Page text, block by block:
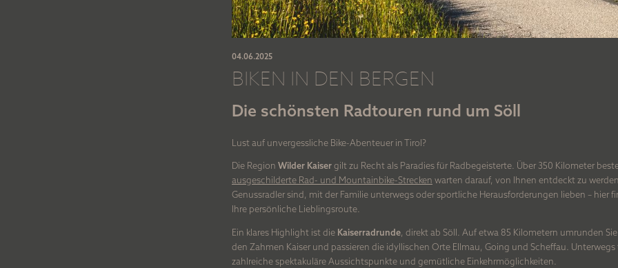
04.06.2025
BIKEN IN DEN BERGEN
Die schönsten Radtouren rund um Söll
Lust auf unvergessliche Bike-Abenteuer in Tirol?
Die Region Wilder Kaisergilt zu Recht als Paradies für Radbegeisterte. Über 350 Kilometer
ausgeschilderte Rad- und Mountainbike-Strecken warten darauf, von Ihnen entdeckt zu
Genussradler sind, mit der Familie unterwegs oder sportliche Herausforderungen lieben – hier
Ihre persönliche Lieblingsroute.
Ein klares Highlight ist die Kaiserradrunde , direkt ab Söll. Auf etwa 85 Kilometern umrunden
den Zahmen Kaiser und passieren die idyllischen Orte Ellmau, Going und Scheffau. Unterwegs
zahlreiche spektakuläre Aussichtspunkte und gemütliche Einkehrmöglichkeiten.
NEWSLETTER-ANMELDUNG